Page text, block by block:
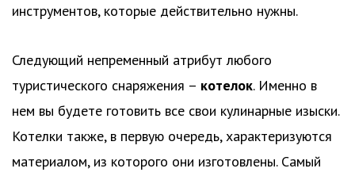
инструментов, которые действительно нужны.
Следующий непременный атрибут любого
туристического снаряжения – котелок. Именно в
нем вы будете готовить все свои кулинарные изыски.
Котелки также, в первую очередь, характеризуются
материалом, из которого они изготовлены. Самый